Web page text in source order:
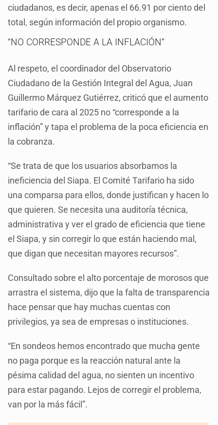
ciudadanos, es decir, apenas el 66.91 por ciento del
total, según información del propio organismo.
“NO CORRESPONDE A LA INFLACIÓN”
Al respeto, el coordinador del Observatorio
Ciudadano de la Gestión Integral del Agua, Juan
Guillermo Márquez Gutiérrez, criticó que el aumento
tarifario de cara al 2025 no “corresponde a la
inflación” y tapa el problema de la poca eficiencia en
la cobranza.
“Se trata de que los usuarios absorbamos la
ineficiencia del Siapa. El Comité Tarifario ha sido
una comparsa para ellos, donde justifican y hacen lo
que quieren. Se necesita una auditoría técnica,
administrativa y ver el grado de eficiencia que tiene
el Siapa, y sin corregir lo que están haciendo mal,
que digan que necesitan mayores recursos”.
Consultado sobre el alto porcentaje de morosos que
arrastra el sistema, dijo que la falta de transparencia
hace pensar que hay muchas cuentas con
privilegios, ya sea de empresas o instituciones.
“En sondeos hemos encontrado que mucha gente
no paga porque es la reacción natural ante la
pésima calidad del agua, no sienten un incentivo
para estar pagando. Lejos de corregir el problema,
van por la más fácil”.